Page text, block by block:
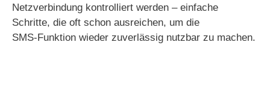
Netzverbindung kontrolliert werden – einfache
Schritte, die oft schon ausreichen, um die
SMS‑Funktion wieder zuverlässig nutzbar zu machen.